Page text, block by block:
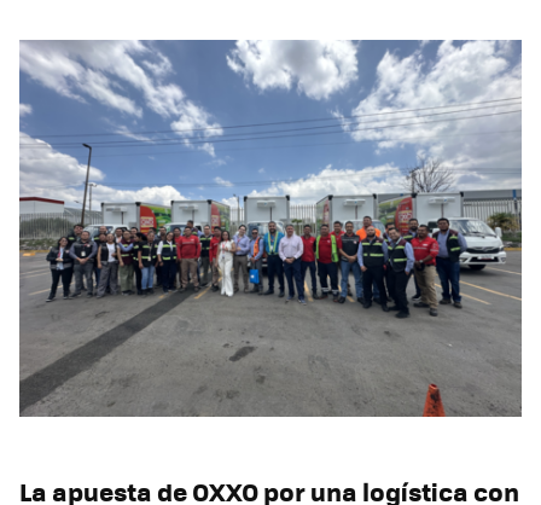
La apuesta de OXXO por una logística con